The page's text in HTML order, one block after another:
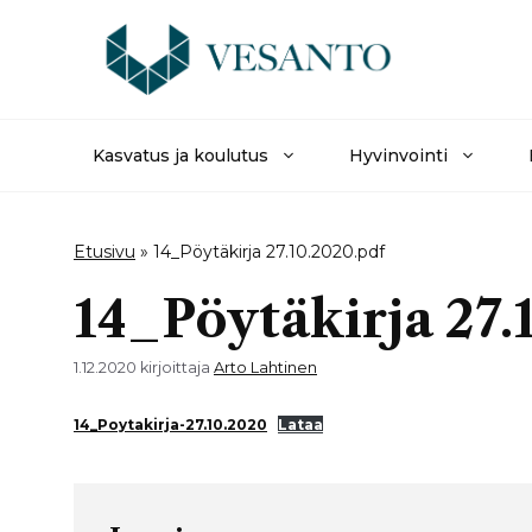
Kasvatus ja koulutus Hyvinvointi
Etusivu » 14_Pöytäkirja 27.10.2020.pdf
14_Pöytäkirja
1.12.2020 kirjoittaja Arto Lahtinen
14_Poytakirja-27.10.2020 Lataa